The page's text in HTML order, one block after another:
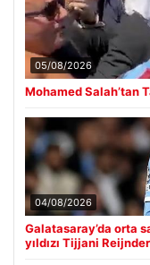
05/08/2026
Mohamed Salah’tan
04/08/2026
Galatasaray’da orta
yıldızı Tijjani